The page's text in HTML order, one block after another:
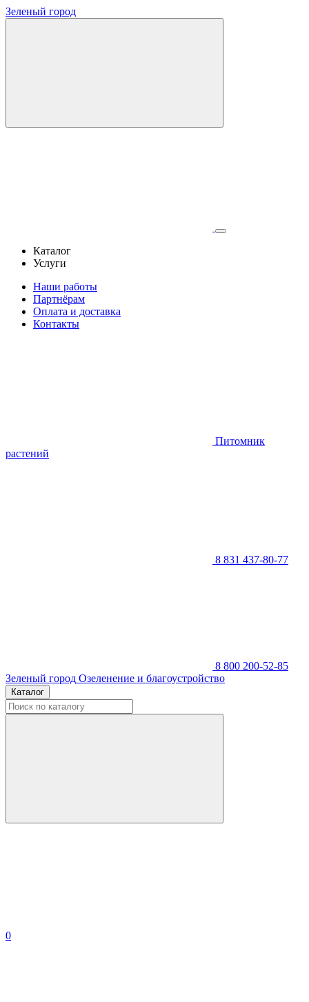
Зеленый город
Каталог
Услуги
Наши работы
Партнёрам
Оплата и доставка
Контакты
Питомник
растений
8 831 437-80-77
8 800 200-52-85
Зеленый город Озеленение и благоустройство
Каталог
0